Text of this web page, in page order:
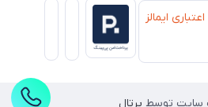
سایت توسط پرتال